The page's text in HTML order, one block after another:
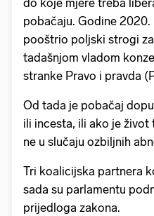
do koje mjere treba
pobačaju. Godine 2020.
pooštrio poljski strogi
tadašnjom vladom
stranke Pravo i pravda
Od tada je pobačaj
ili incesta, ili ako je
ne u slučaju ozbiljnih
Tri koalicijska partnera
sada su parlamentu
prijedloga zakona.